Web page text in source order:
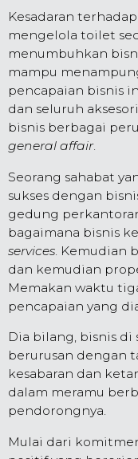
Kesadaran
mengelola toilet
menumbuhkan
mampu
pencapaian bisnis
dan seluruh
bisnis berbagai
general affair.
Seorang sahabat
sukses dengan
gedung
bagaimana bisnis
services .
dan kemudian
Memakan waktu
pencapaian yang
Dia bilang, bisnis di
berurusan dengan
kesabaran dan
dalam meramu
pendorongnya.
Mulai dari